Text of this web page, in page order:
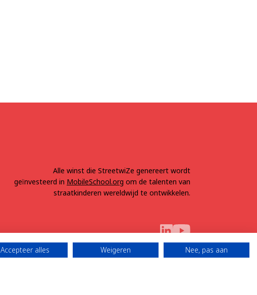
Alle winst die StreetwiZe genereert wordt
geïnvesteerd in MobileSchool.org om de talenten van
straatkinderen wereldwijd te ontwikkelen.
Accepteer alles Weigeren Nee, pas aan